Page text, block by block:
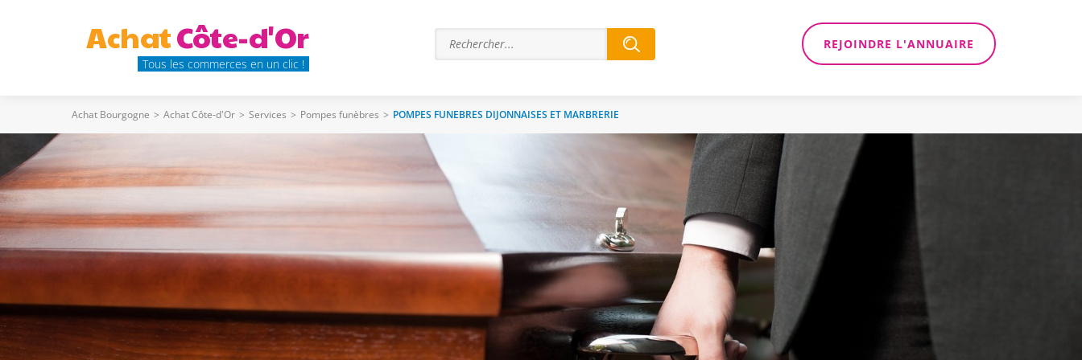
AchatCôte-d'Or
Tous les commerces en un clic !
REJOINDRE L'ANNUAIRE
Achat Bourgogne > Achat Côte-d'Or > Services > Pompes funèbres > POMPES FUNEBRES DIJONNAISES ET MARBRERIE